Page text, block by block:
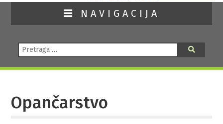
NAVIGACIJA
Pretraga:
Opančarstvo